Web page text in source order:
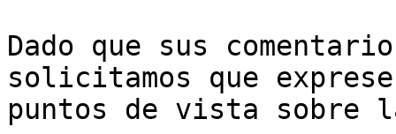
Dado que sus
solicitamos que
puntos de vista sobre